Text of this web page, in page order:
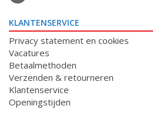
KLANTENSERVICE
Privacy statement en cookies
Vacatures
Betaalmethoden
Verzenden & retourneren
Klantenservice
Openingstijden